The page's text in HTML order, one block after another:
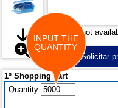
*Preview not
Solicitar
1º Shopping cart
Quantity
INPUT THE
QUANTITY